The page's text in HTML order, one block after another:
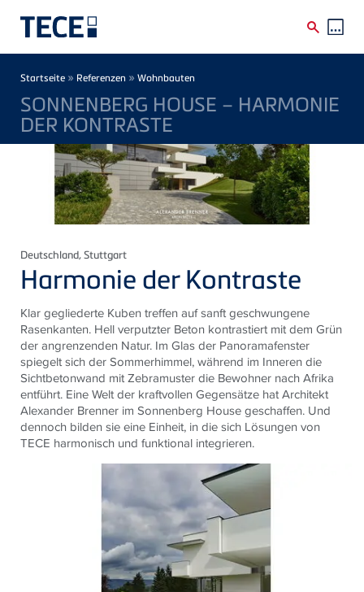
Breadcrumb
Startseite » Referenzen » Wohnbauten
SONNENBERG HOUSE – HARMONIE
DER KONTRASTE
Deutschland, Stuttgart
Harmonie der Kontraste
Klar gegliederte Kuben treffen auf sanft geschwungene
Rasenkanten. Hell verputzter Beton kontrastiert mit dem Grün
der angrenzenden Natur. Im Glas der Panoramafenster
spiegelt sich der Sommerhimmel, während im Inneren die
Sichtbetonwand mit Zebramuster die Bewohner nach Afrika
entführt. Eine Welt der kraftvollen Gegensätze hat Architekt
Alexander Brenner im Sonnenberg House geschaffen. Und
dennoch bilden sie eine Einheit, in die sich Lösungen von
TECE harmonisch und funktional integrieren.